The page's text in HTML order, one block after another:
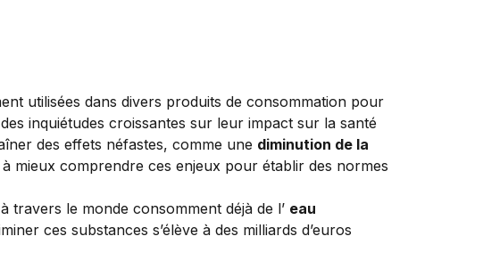
utilisées dans divers produits de consommation pour
inquiétudes croissantes sur leur impact sur la santé
des effets néfastes, comme une diminution de la
mieux comprendre ces enjeux pour établir des normes
travers le monde consomment déjà de l’ eau
ces substances s’élève à des milliards d’euros